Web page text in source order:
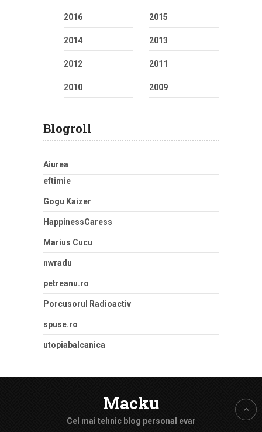
2016 2015
2014 2013
2012 2011
2010 2009
Blogroll
Aiurea
eftimie
Gogu Kaizer
HappinessCaress
Marius Cucu
nwradu
petreanu.ro
Porcusorul Radioactiv
spuse.ro
utopiabalcanica
Macku
Cel mai tehnic blog personal evar